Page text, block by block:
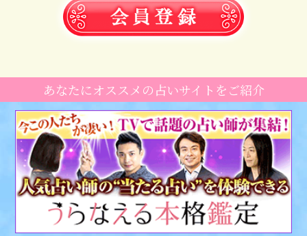
あなたにオススメの占いサイトをご紹介